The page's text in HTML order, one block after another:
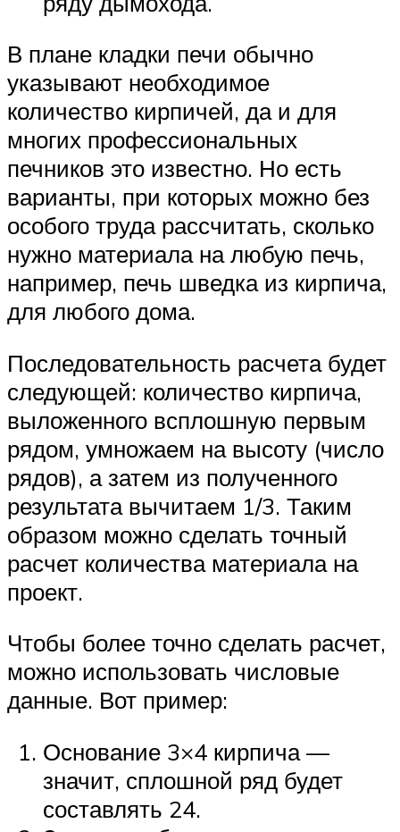
В плане кладки печи обычно
указывают необходимое
количество кирпичей, да и для
многих профессиональных
печников это известно. Но есть
варианты, при которых можно без
особого труда рассчитать, сколько
нужно материала на любую печь,
например, печь шведка из кирпича,
для любого дома.
Последовательность расчета будет
следующей: количество кирпича,
выложенного всплошную первым
рядом, умножаем на высоту (число
рядов), а затем из полученного
результата вычитаем 1/3. Таким
образом можно сделать точный
расчет количества материала на
проект.
Чтобы более точно сделать расчет,
можно использовать числовые
данные. Вот пример:
Основание 3×4 кирпича —
значит, сплошной ряд будет
составлять 24.